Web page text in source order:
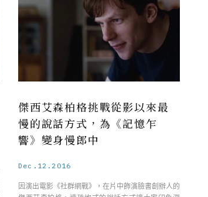
傑西艾森柏格挑戰從影以來最
慢的說話方式，為《記憶乍
響》變身慢郎中
Dec.12.2016
因演出電影《社群網戰》，在片中飾演臉書創辦人的